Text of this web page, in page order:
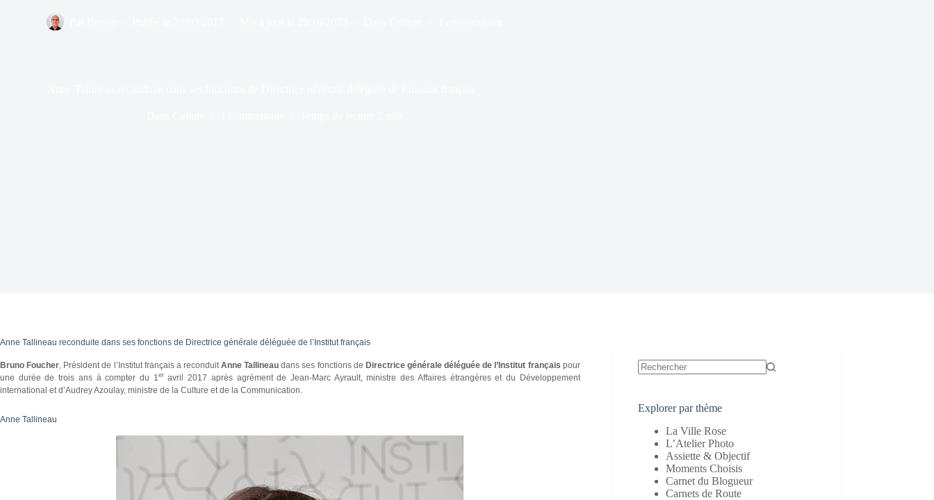
Anne Tallineau reconduite dans ses fonctions de Directrice générale déléguée de l’Institut français
Bruno Foucher , Président de l’Institut français a reconduitAnne Tallineau dans ses fonctions de Directrice générale déléguée de l’Institut français pour
une durée de trois ans à compter du 1 eravril 2017 après agrément de Jean-Marc Ayrault, ministre des Affaires étrangères et du Développement
international et d’Audrey Azoulay, ministre de la Culture et de la Communication.
Anne Tallineau
Explorer par thème
La Ville Rose
L’Atelier Photo
Assiette & Objectif
Moments Choisis
Carnet du Blogueur
Carnets de Route